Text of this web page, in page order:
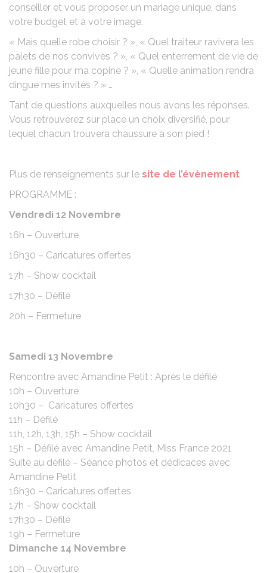
conseiller et vous proposer un mariage unique, dans
votre budget et à votre image.
« Mais quelle robe choisir ? », « Quel traiteur ravivera les
palets de nos convives ? », « Quel enterrement de vie de
jeune fille pour ma copine ? », « Quelle animation rendra
dingue mes invités ? » …
Tant de questions auxquelles nous avons les réponses.
Vous retrouverez sur place un choix diversifié, pour
lequel chacun trouvera chaussure à son pied !
Plus de renseignements sur le site de l’évènement
PROGRAMME :
Vendredi 12 Novembre
16h – Ouverture
16h30 – Caricatures offertes
17h – Show cocktail
17h30 – Défilé
20h – Fermeture
Samedi 13 Novembre
Rencontre avec Amandine Petit : Après le défilé
10h – Ouverture
10h30 – Caricatures offertes
11h – Défilé
11h, 12h, 13h, 15h – Show cocktail
15h – Défilé avec Amandine Petit, Miss France 2021
Suite au défilé – Séance photos et dédicaces avec
Amandine Petit
16h30 – Caricatures offertes
17h – Show cocktail
17h30 – Défilé
19h – Fermeture
Dimanche 14 Novembre
10h – Ouverture